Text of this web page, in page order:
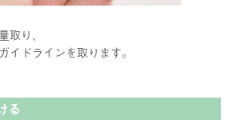
り、
イドラインを取ります。
る